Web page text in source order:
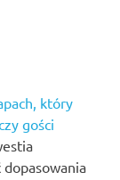
który
gości